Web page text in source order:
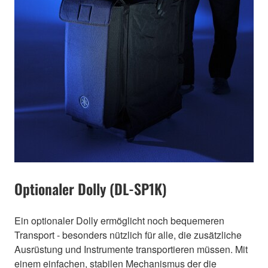
Optionaler Dolly (DL-SP1K)
Ein optionaler Dolly ermöglicht noch bequemeren
Transport - besonders nützlich für alle, die zusätzliche
Ausrüstung und Instrumente transportieren müssen. Mit
einem einfachen, stabilen Mechanismus der die